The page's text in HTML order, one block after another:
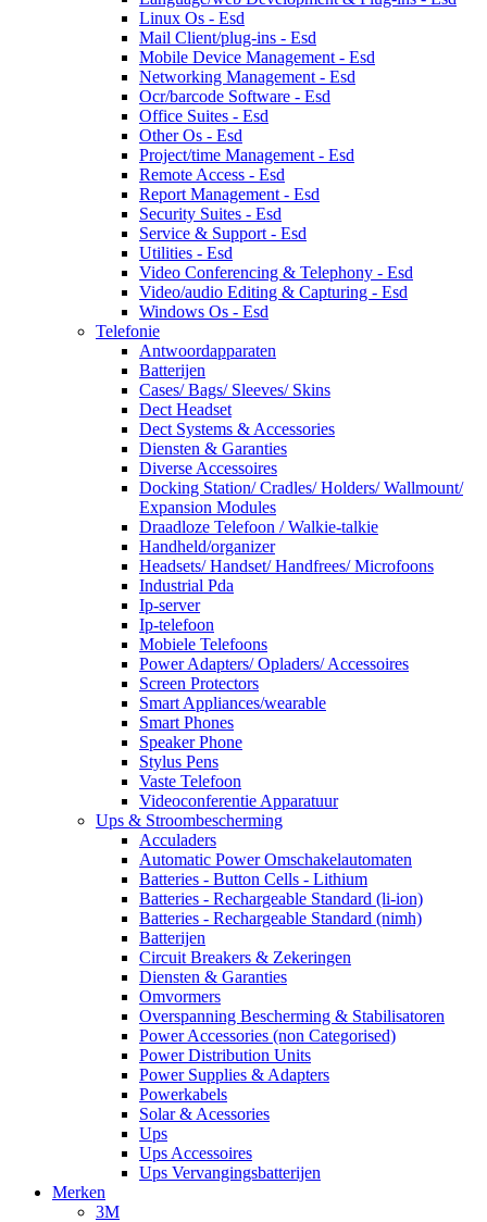
Linux Os - Esd
Mail Client/plug-ins - Esd
Mobile Device Management - Esd
Networking Management - Esd
Ocr/barcode Software - Esd
Office Suites - Esd
Other Os - Esd
Project/time Management - Esd
Remote Access - Esd
Report Management - Esd
Security Suites - Esd
Service & Support - Esd
Utilities - Esd
Video Conferencing & Telephony - Esd
Video/audio Editing & Capturing - Esd
Windows Os - Esd
Telefonie
Antwoordapparaten
Batterijen
Cases/ Bags/ Sleeves/ Skins
Dect Headset
Dect Systems & Accessories
Diensten & Garanties
Diverse Accessoires
Docking Station/ Cradles/ Holders/ Wallmount/
Expansion Modules
Draadloze Telefoon / Walkie-talkie
Handheld/organizer
Headsets/ Handset/ Handfrees/ Microfoons
Industrial Pda
Ip-server
Ip-telefoon
Mobiele Telefoons
Power Adapters/ Opladers/ Accessoires
Screen Protectors
Smart Appliances/wearable
Smart Phones
Speaker Phone
Stylus Pens
Vaste Telefoon
Videoconferentie Apparatuur
Ups & Stroombescherming
Acculaders
Automatic Power Omschakelautomaten
Batteries - Button Cells - Lithium
Batteries - Rechargeable Standard (li-ion)
Batteries - Rechargeable Standard (nimh)
Batterijen
Circuit Breakers & Zekeringen
Diensten & Garanties
Omvormers
Overspanning Bescherming & Stabilisatoren
Power Accessories (non Categorised)
Power Distribution Units
Power Supplies & Adapters
Powerkabels
Solar & Acessories
Ups
Ups Accessoires
Ups Vervangingsbatterijen
Merken
3M